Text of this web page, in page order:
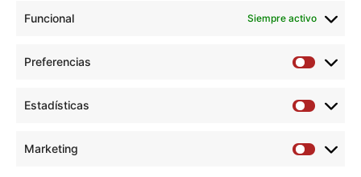
Funcional Siempre activo
Preferencias
Estadísticas
Marketing